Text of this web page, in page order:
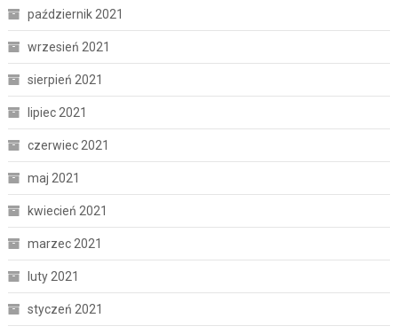
październik 2021
wrzesień 2021
sierpień 2021
lipiec 2021
czerwiec 2021
maj 2021
kwiecień 2021
marzec 2021
luty 2021
styczeń 2021